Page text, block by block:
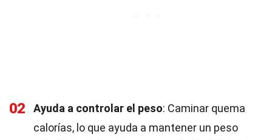
02 Ayuda a controlar el peso: Caminar quema
calorías, lo que ayuda a mantener un peso